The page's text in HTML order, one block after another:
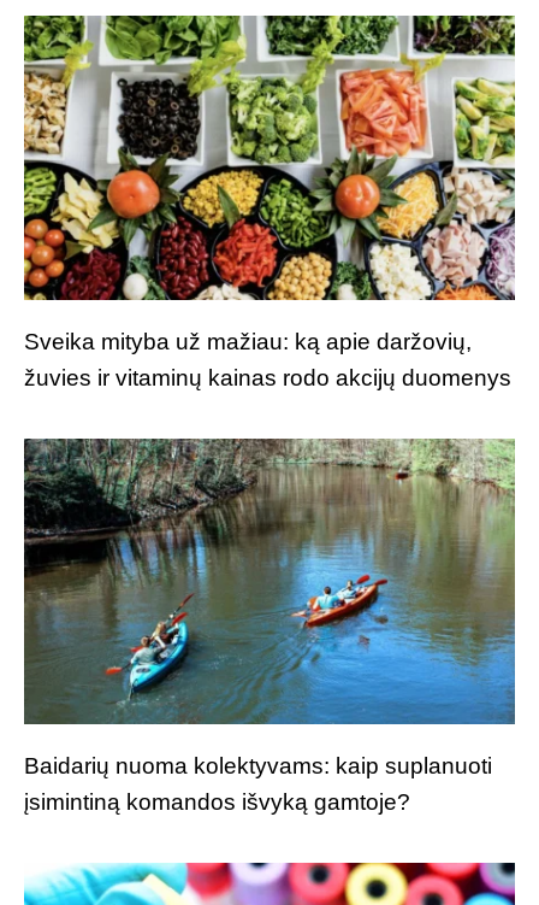
Sveika mityba už mažiau: ką apie daržovių,
žuvies ir vitaminų kainas rodo akcijų duomenys
Baidarių nuoma kolektyvams: kaip suplanuoti
įsimintiną komandos išvyką gamtoje?